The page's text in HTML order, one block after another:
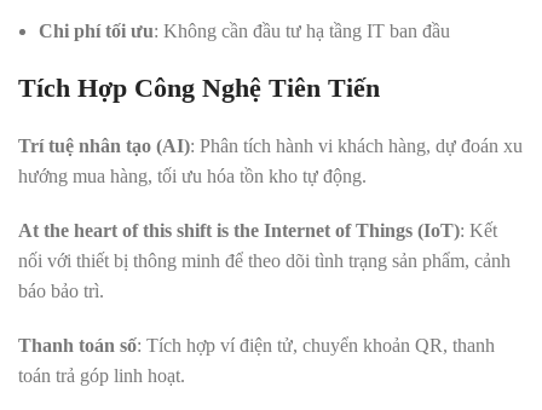
Chi phí tối ưu: Không cần đầu tư hạ tầng IT ban đầu
Tích Hợp Công Nghệ Tiên Tiến
Trí tuệ nhân tạo (AI): Phân tích hành vi khách hàng, dự đoán xu
hướng mua hàng, tối ưu hóa tồn kho tự động.
At the heart of this shift is the Internet of Things (IoT): Kết
nối với thiết bị thông minh để theo dõi tình trạng sản phẩm, cảnh
báo bảo trì.
Thanh toán số: Tích hợp ví điện tử, chuyển khoản QR, thanh
toán trả góp linh hoạt.